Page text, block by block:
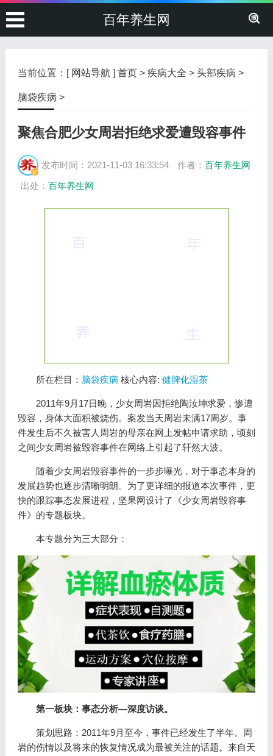
百年养生网
当前位置：[ 网站导航 ] 首页> 疾病大全 > 头部疾病 >
脑袋疾病 >
聚焦合肥少女周岩拒绝求爱遭毁容事件
发布时间：2021-11-03 16:33:54 作者： 百年养生网
出处： 百年养生网
所在栏目： 脑袋疾病 核心内容: 健脾化湿茶
2011年9月17日晚，少女周岩因拒绝陶汝坤求爱，惨遭
毁容，身体大面积被烧伤。案发当天周岩未满17周岁。事
件发生后不久被害人周岩的母亲在网上发帖申请求助，顷刻
之间少女周岩被毁容事件在网络上引起了轩然大波。
随着少女周岩毁容事件的一步步曝光，对于事态本身的
发展趋势也逐步清晰明朗。为了更详细的报道本次事件，更
快的跟踪事态发展进程，坚果网设计了《少女周岩毁容事
件》的专题板块。
本专题分为三大部分：
第一板块：事态分析—深度访谈。
策划思路：2011年9月至今，事件已经发生了半年。周
岩的伤情以及将来的恢复情况成为最被关注的话题。来自天